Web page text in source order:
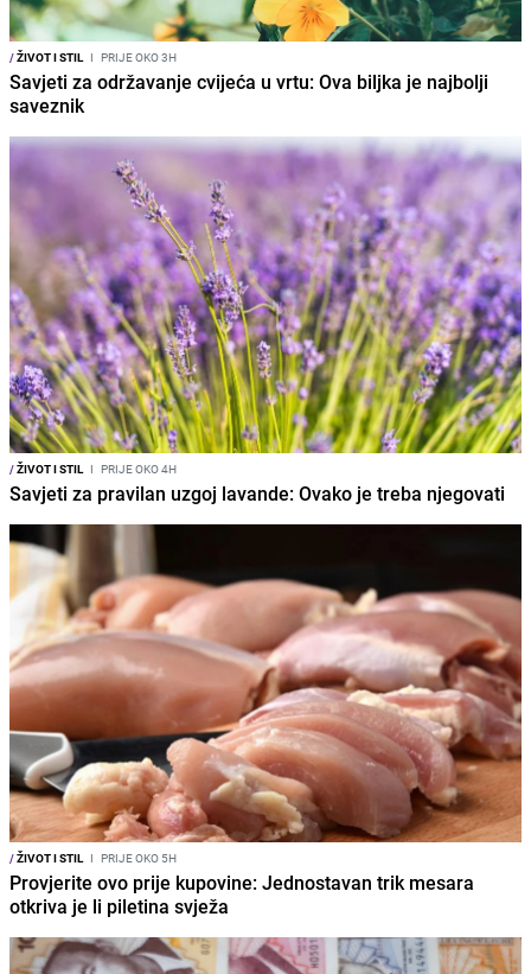
/ŽIVOT I STIL I PRIJE OKO 3H
Savjeti za održavanje cvijeća u vrtu: Ova biljka je najbolji
saveznik
/ŽIVOT I STIL I PRIJE OKO 4H
Savjeti za pravilan uzgoj lavande: Ovako je treba njegovati
/ŽIVOT I STIL I PRIJE OKO 5H
Provjerite ovo prije kupovine: Jednostavan trik mesara
otkriva je li piletina svježa